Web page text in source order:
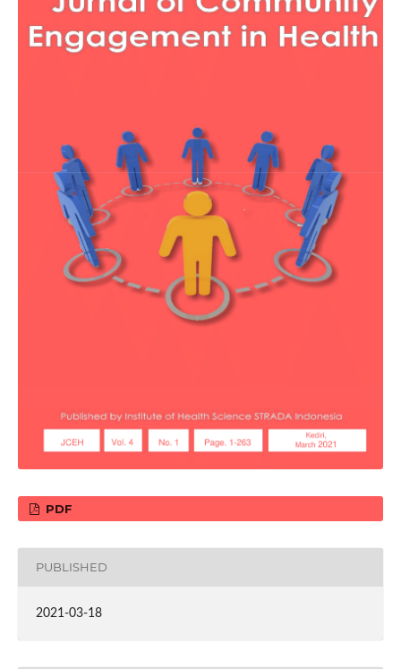
PDF
PUBLISHED
2021-03-18